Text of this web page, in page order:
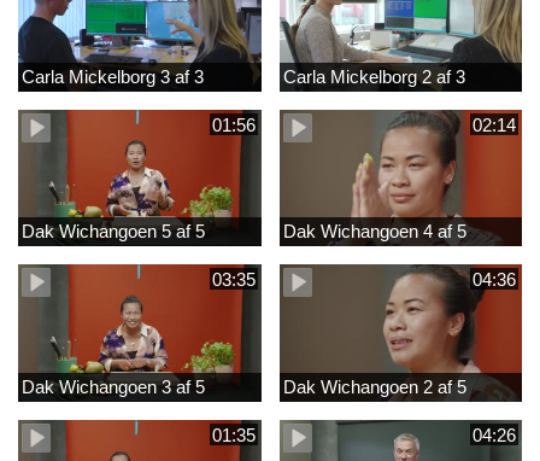
Carla Mickelborg 3 af 3 Carla Mickelborg 2 af 3
01:56
Dak Wichangoen 5 af 5
02:14
Dak Wichangoen 4 af 5
03:35
Dak Wichangoen 3 af 5
04:36
Dak Wichangoen 2 af 5
01:35 04:26